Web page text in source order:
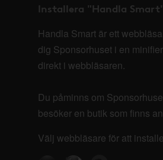
Installera "Handla
Handla Smart är ett
dig Sponsorhuset i en
direkt i webbläsaren.
Du påminns om
besöker en butik som finns
Välj webbläsare för att